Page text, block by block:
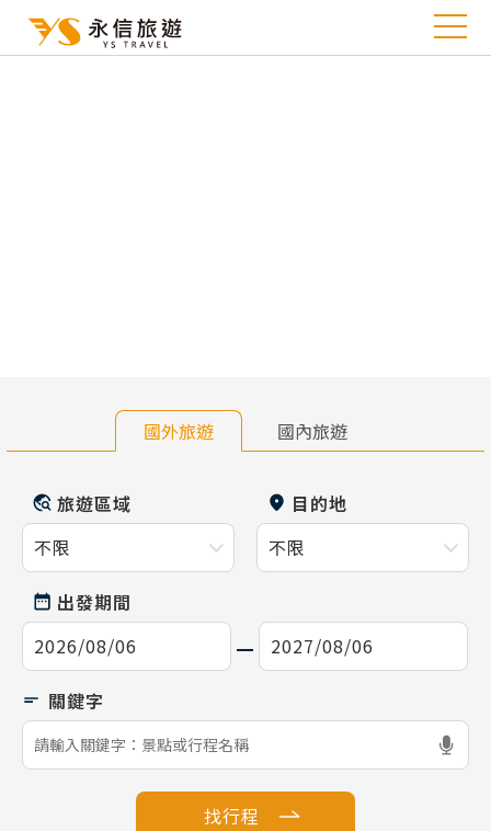
國外旅遊 國內旅遊
旅遊區域 目的地
出發期間
找行程